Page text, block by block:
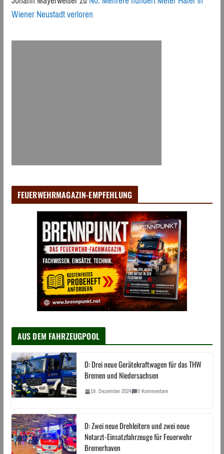
Wiener Neustadt verloren
FEUERWEHRMAGAZIN-EMPFEHLUNG
AUS DEM FAHRZEUGPOOL
D: Drei neue Gerätekraftwagen für das THW
Bremen und Niedersachsen
19. Dezember 2024 0 Kommentare
D: Zwei neue Drehleitern und zwei neue
Notarzt-Einsatzfahrzeuge für Feuerwehr
Bremerhaven